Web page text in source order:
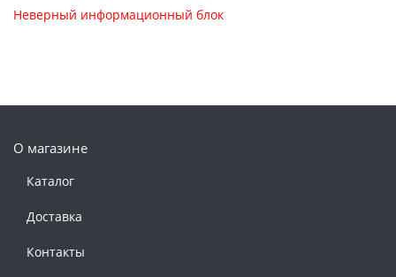
Неверный информационный блок
О магазине
Каталог
Доставка
Контакты